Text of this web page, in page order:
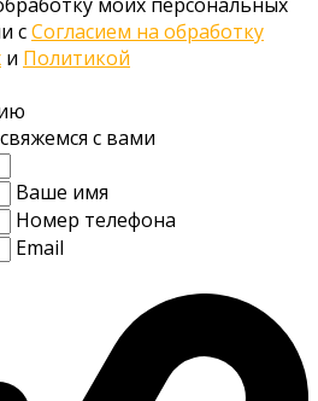
сСогласием на обработку
и Политикой
с вами
Ваше имя
Номер телефона
Email